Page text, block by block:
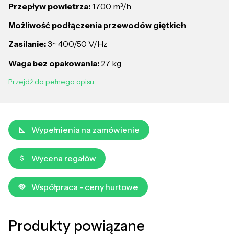
Przepływ powietrza:1700 m³/h
Możliwość podłączenia przewodów giętkich
Zasilanie:3~ 400/50 V/Hz
Waga bez opakowania: 27 kg
Przejdź do pełnego opisu
Wypełnienia na zamówienie
Wycena regałów
Współpraca - ceny hurtowe
Produkty powiązane